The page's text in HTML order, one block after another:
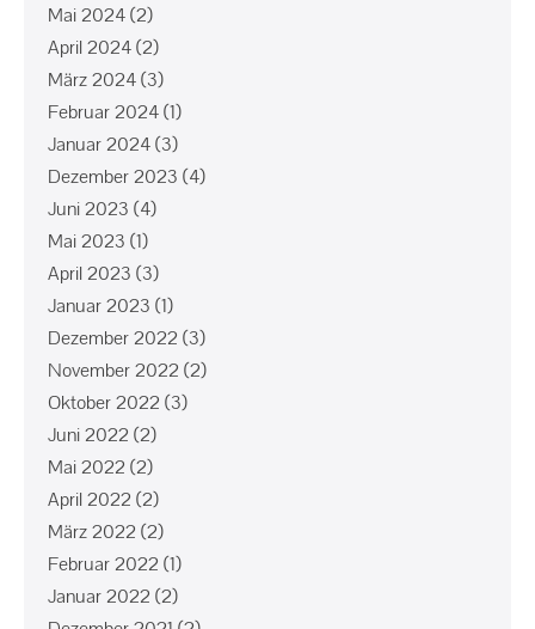
Mai 2024(2)
April 2024(2)
März 2024(3)
Februar 2024(1)
Januar 2024(3)
Dezember 2023 (4)
Juni 2023 (4)
Mai 2023 (1)
April 2023 (3)
Januar 2023 (1)
Dezember 2022 (3)
November 2022 (2)
Oktober 2022 (3)
Juni 2022 (2)
Mai 2022 (2)
April 2022 (2)
März 2022 (2)
Februar 2022 (1)
Januar 2022 (2)